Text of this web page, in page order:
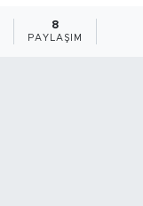
8
PAYLAŞIM